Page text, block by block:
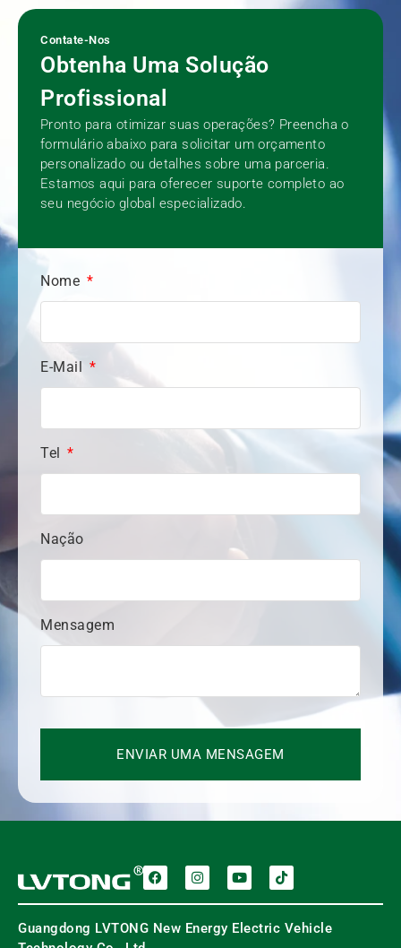
Contate-Nos
Obtenha Uma Solução
Profissional
Pronto para otimizar suas operações? Preencha o
formulário abaixo para solicitar um orçamento
personalizado ou detalhes sobre uma parceria.
Estamos aqui para oferecer suporte completo ao
seu negócio global especializado.
Nome
E-Mail
Tel
Nação
Mensagem
ENVIAR UMA MENSAGEM
Guangdong LVTONG New Energy Electric Vehicle